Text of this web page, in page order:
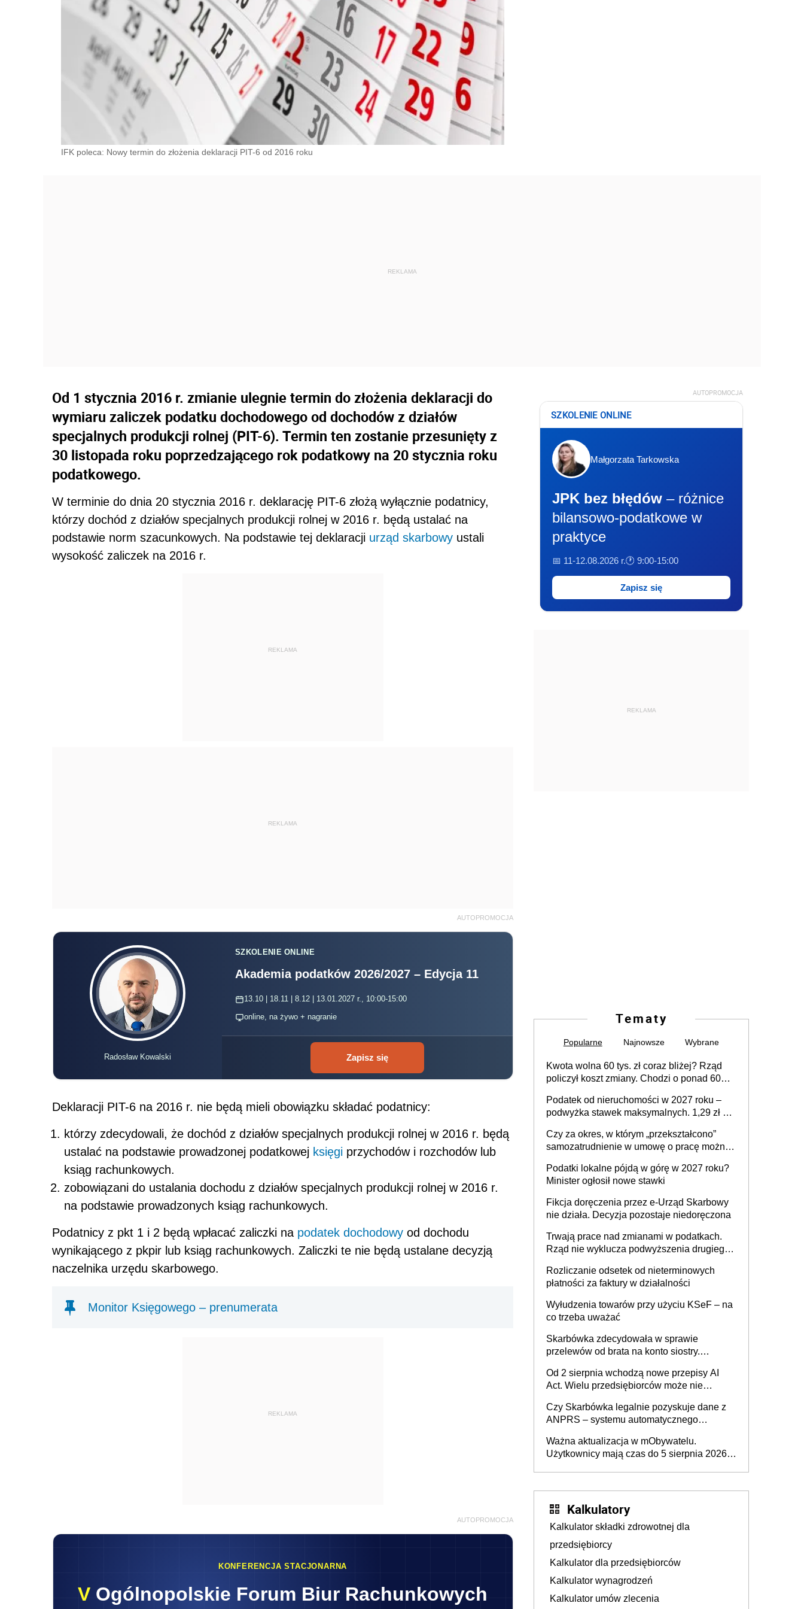
IFK poleca: Nowy termin do złożenia deklaracji PIT-6 od 2016 roku
Od 1 stycznia 2016 r. zmianie ulegnie termin do złożenia deklaracji do
wymiaru zaliczek podatku dochodowego od dochodów z działów
specjalnych produkcji rolnej (PIT-6). Termin ten zostanie przesunięty z
30 listopada roku poprzedzającego rok podatkowy na 20 stycznia roku
podatkowego.
W terminie do dnia 20 stycznia 2016 r. deklarację PIT-6 złożą wyłącznie podatnicy,
którzy dochód z działów specjalnych produkcji rolnej w 2016 r. będą ustalać na
podstawie norm szacunkowych. Na podstawie tej deklaracji urząd skarbowy ustali
wysokość zaliczek na 2016 r.
REKLAMA
REKLAMA
AUTOPROMOCJA
Radosław Kowalski
SZKOLENIE ONLINE
Akademia podatków 2026/2027 – Edycja 11
13.10 | 18.11 | 8.12 | 13.01.2027 r., 10:00-15:00
online, na żywo + nagranie
Zapisz się
Deklaracji PIT-6 na 2016 r. nie będą mieli obowiązku składać podatnicy:
którzy zdecydowali, że dochód z działów specjalnych produkcji rolnej w 2016 r. będą
ustalać na podstawie prowadzonej podatkowej księgi przychodów i rozchodów lub
ksiąg rachunkowych.
zobowiązani do ustalania dochodu z działów specjalnych produkcji rolnej w 2016 r.
na podstawie prowadzonych ksiąg rachunkowych.
Podatnicy z pkt 1 i 2 będą wpłacać zaliczki na podatek dochodowy od dochodu
wynikającego z pkpir lub ksiąg rachunkowych. Zaliczki te nie będą ustalane decyzją
naczelnika urzędu skarbowego.
Monitor Księgowego – prenumerata
REKLAMA
AUTOPROMOCJA
KONFERENCJA STACJONARNA
V Ogólnopolskie Forum Biur Rachunkowych
AUTOPROMOCJA
SZKOLENIE ONLINE
Małgorzata Tarkowska
JPK bez błędów – różnice
bilansowo-podatkowe w
praktyce
📅 11-12.08.2026 r.🕐 9:00-15:00
Zapisz się
REKLAMA
Tematy
Popularne Najnowsze Wybrane
Kwota wolna 60 tys. zł coraz bliżej? Rząd
policzył koszt zmiany. Chodzi o ponad 60
Podatek od nieruchomości w 2027 roku –
podwyżka stawek maksymalnych. 1,29 zł za
budynków i lokali związanych z
prowadzeniem działalności gospodarczej
Czy za okres, w którym „przekształcono”
samozatrudnienie w umowę o pracę można
umowy cywilnoprawnej jedynym
racjonalnym wyjściem
Podatki lokalne pójdą w górę w 2027 roku?
Minister ogłosił nowe stawki
Fikcja doręczenia przez e-Urząd Skarbowy
nie działa. Decyzja pozostaje niedoręczona
Trwają prace nad zmianami w podatkach.
Rząd nie wyklucza podwyższenia drugiego
Rozliczanie odsetek od nieterminowych
płatności za faktury w działalności
Wyłudzenia towarów przy użyciu KSeF – na
co trzeba uważać
Skarbówka zdecydowała w sprawie
przelewów od brata na konto siostry.
darowizna, ale podatku jednak nie będzie
Od 2 sierpnia wchodzą nowe przepisy AI
Act. Wielu przedsiębiorców może nie
Czy Skarbówka legalnie pozyskuje dane z
ANPRS – systemu automatycznego
pojazdów z kamer drogowych?
Ważna aktualizacja w mObywatelu.
Użytkownicy mają czas do 5 sierpnia 2026
Kalkulatory
Kalkulator składki zdrowotnej dla
przedsiębiorcy
Kalkulator dla przedsiębiorców
Kalkulator wynagrodzeń
Kalkulator umów zlecenia